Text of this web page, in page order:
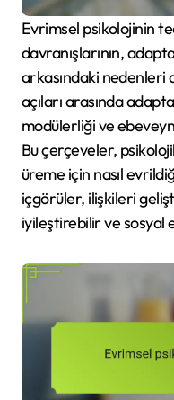
Evrimsel psikolojinin teorilerini anlamak, insan
davranışlarının,
arkasındaki nedenleri
açıları arasında
modülerliği ve
Bu çerçeveler,
üreme için nasıl
içgörüler, ilişkileri
iyileştirebilir ve sosyal